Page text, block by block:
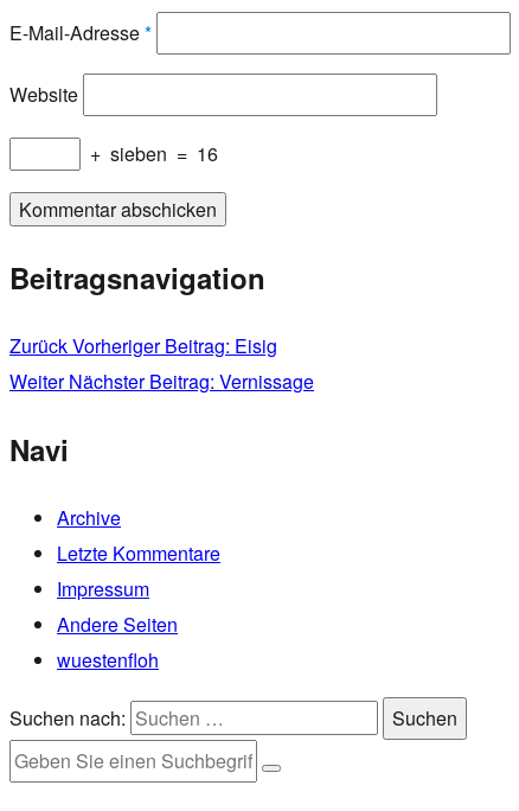
E-Mail-Adresse*
Website
+ sieben = 16
Beitragsnavigation
ZurückVorheriger Beitrag: Eisig
Weiter Nächster Beitrag: Vernissage
Navi
Archive
Letzte Kommentare
Impressum
Andere Seiten
wuestenfloh
Suchen nach: Suchen